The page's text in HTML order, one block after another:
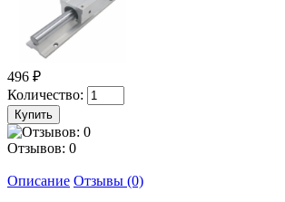
496 ₽
Количество:
Отзывов: 0
Описание Отзывы (0)